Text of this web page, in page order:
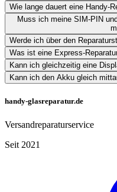
Wie lange dauert eine Handy-
Muss ich meine SIM-PIN
Werde ich über den
Was ist eine Express-
Kann ich gleichzeitig eine
Kann ich den Akku gleich
handy-glasreparatur.de
Versandreparaturservice
Seit 2021